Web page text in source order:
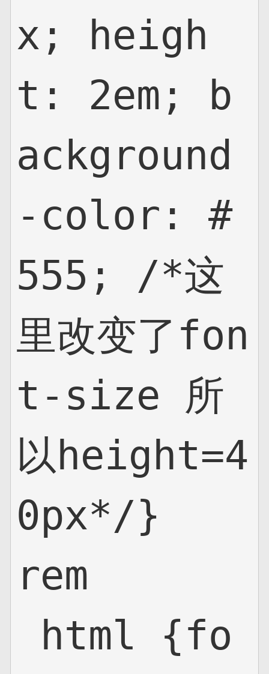
x; heigh
t: 2em; b
ackground
-color: #
555; /*这
里改变了fon
t-size 所
以height=4
0px*/}
rem
html {fo